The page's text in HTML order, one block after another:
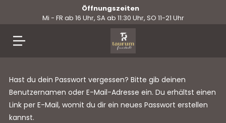
Inhalt
Öffnungszeiten
Mi - FR ab 16 Uhr, SA ab 11:30 Uhr, SO 11-21 Uhr
Hast du dein Passwort vergessen? Bitte gib deinen
Benutzernamen oder E-Mail-Adresse ein. Du erhältst einen
Link per E-Mail, womit du dir ein neues Passwort erstellen
kannst.